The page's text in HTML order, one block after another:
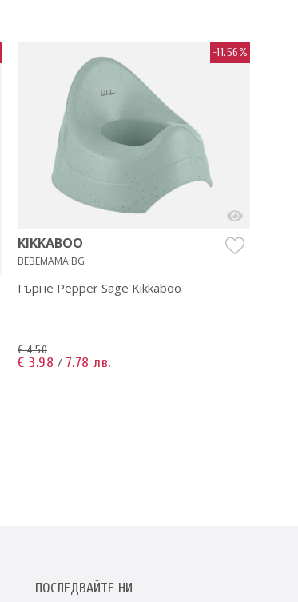
-11.56%
KIKKABOO
BEBEMAMA.BG
Гърне Pepper Sage Kikkaboo
€ 4.50
€ 3.98 / 7.78 лв.
ПОСЛЕДВАЙТЕ НИ